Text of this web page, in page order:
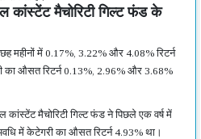
मैचोरिटी गिल्ट फंड के
महीनों में 0.17%, 3.22% और 4.08% रिटर्न
का औसत रिटर्न 0.13%, 2.96% और 3.68%
मैचोरिटी गिल्ट फंड ने पिछले एक वर्ष में
में केटेगरी का औसत रिटर्न 4.93% था।